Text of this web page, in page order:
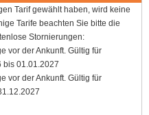
Tarif gewählt haben, wird keine
Tarife beachten Sie bitte die
Stornierungen:
vor der Ankunft. Gültig für
bis 01.01.2027
vor der Ankunft. Gültig für